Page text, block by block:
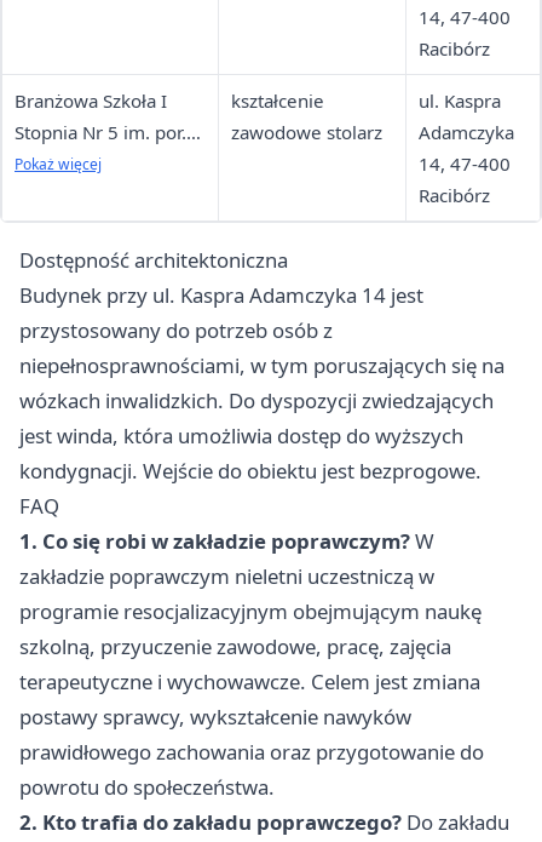
14, 47-400
Racibórz
Branżowa Szkoła I
Stopnia Nr 5 im. por.
cc Eugeniusza
Pokaż więcej
kształcenie
zawodowe stolarz
ul. Kaspra
Adamczyka
14, 47-400
Racibórz
Dostępność architektoniczna
Budynek przy ul. Kaspra Adamczyka 14 jest
przystosowany do potrzeb osób z
niepełnosprawnościami, w tym poruszających się na
wózkach inwalidzkich. Do dyspozycji zwiedzających
jest winda, która umożliwia dostęp do wyższych
kondygnacji. Wejście do obiektu jest bezprogowe.
FAQ
1. Co się robi w zakładzie poprawczym?W
zakładzie poprawczym nieletni uczestniczą w
programie resocjalizacyjnym obejmującym naukę
szkolną, przyuczenie zawodowe, pracę, zajęcia
terapeutyczne i wychowawcze. Celem jest zmiana
postawy sprawcy, wykształcenie nawyków
prawidłowego zachowania oraz przygotowanie do
powrotu do społeczeństwa.
2. Kto trafia do zakładu poprawczego? Do zakładu